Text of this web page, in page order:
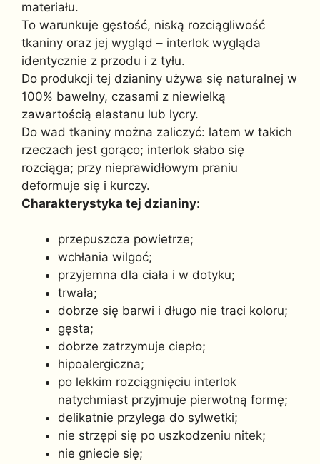
materiału.
To warunkuje gęstość, niską rozciągliwość
tkaniny oraz jej wygląd – interlok wygląda
identycznie z przodu i z tyłu.
Do produkcji tej dzianiny używa się naturalnej w
100% bawełny, czasami z niewielką
zawartością elastanu lub lycry.
Do wad tkaniny można zaliczyć: latem w takich
rzeczach jest gorąco; interlok słabo się
rozciąga; przy nieprawidłowym praniu
deformuje się i kurczy.
Charakterystyka tej dzianiny:
przepuszcza powietrze;
wchłania wilgoć;
przyjemna dla ciała i w dotyku;
trwała;
dobrze się barwi i długo nie traci koloru;
gęsta;
dobrze zatrzymuje ciepło;
hipoalergiczna;
po lekkim rozciągnięciu interlok
natychmiast przyjmuje pierwotną formę;
delikatnie przylega do sylwetki;
nie strzępi się po uszkodzeniu nitek;
nie gniecie się;